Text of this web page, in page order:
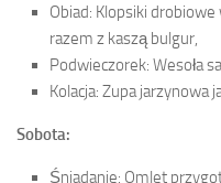
Obiad: Klopsiki
razem z kaszą bulgur,
Podwieczorek: Wesoła
Kolacja: Zupa jarzynowa
Sobota:
Śniadanie: Omlet